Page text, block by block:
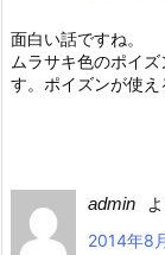
面白い話ですね。
ムラサキ色のポイ
す。ポイズンが使え
admin
2014年8